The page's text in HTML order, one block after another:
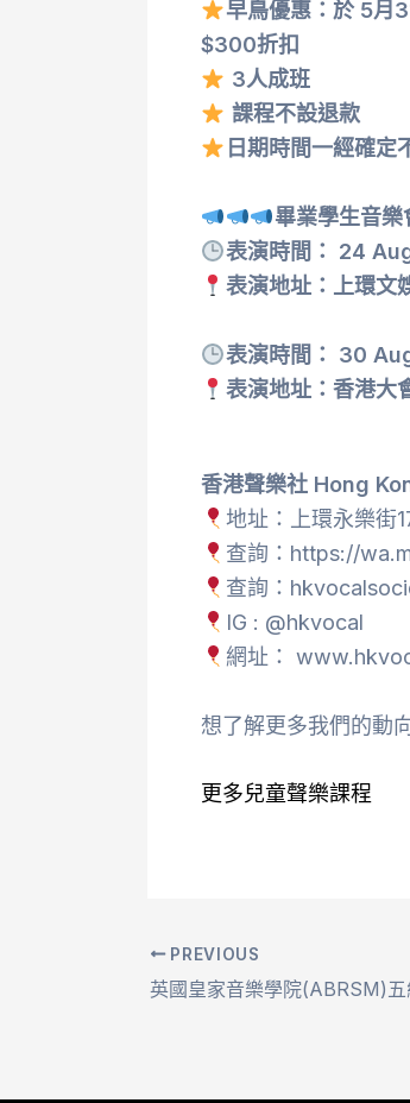
早鳥優惠：於 5月
$300折扣
3人成班
課程不設退款
日期時間一經確定
畢業學生音
表演時間： 24
表演地址：上環文
表演時間： 30
表演地址：香港大
香港聲樂社 Hong
地址：上環永樂街
查詢：https://
查詢：
IG : @hkvocal
網址：
想了解更多我們的動
更多兒童聲樂課程
PREVIOUS